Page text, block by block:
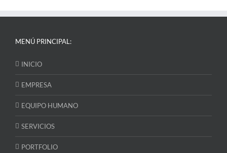
MENÚ PRINCIPAL:
INICIO
EMPRESA
EQUIPO HUMANO
SERVICIOS
PORTFOLIO